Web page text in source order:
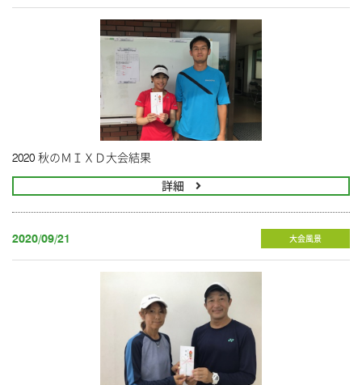
2020 秋のＭＩＸＤ大会結果
詳細
2020/09/21 大会風景